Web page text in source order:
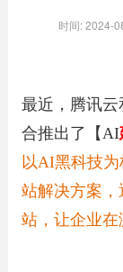
时间: 2024-
最近，腾讯
合推出了【AI
以AI黑科技为
站解决方案，
站，让企业在